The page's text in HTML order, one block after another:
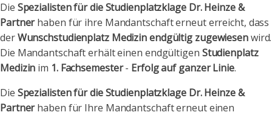
Die Spezialisten für die Studienplatzklage Dr. Heinze &
Partnerhaben für ihre Mandantschaft erneut erreicht, dass
derWunschstudienplatz Medizin endgültig zugewiesenwird.
Die Mandantschaft erhält einen endgültigen Studienplatz
Medizin im 1. Fachsemester- Erfolg auf ganzer Linie.
Die Spezialisten für die Studienplatzklage Dr. Heinze &
Partnerhaben für Ihre Mandantschaft erneut einen